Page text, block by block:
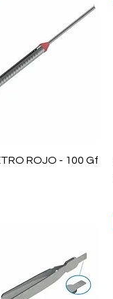
rápida
ROJO - 100 Gf